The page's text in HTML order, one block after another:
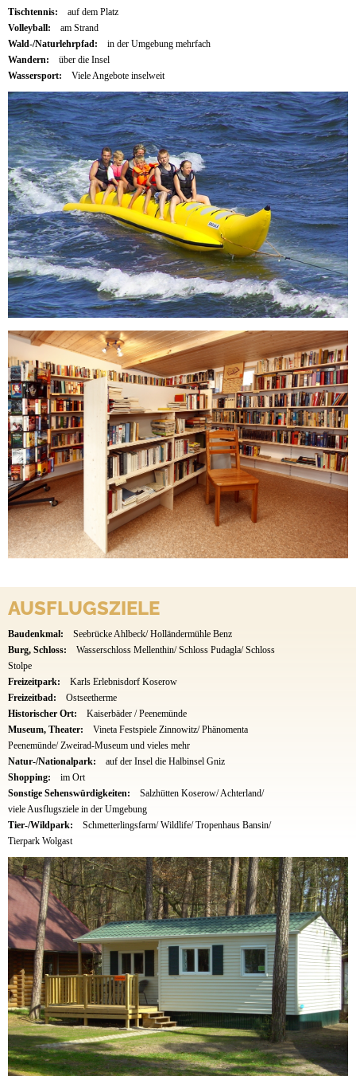
Tischtennis:
auf dem Platz
Volleyball:
am Strand
Wald-/Naturlehrpfad:
in der Umgebung mehrfach
Wandern:
über die Insel
Wassersport:
Viele Angebote inselweit
AUSFLUGSZIELE
Baudenkmal:
Seebrücke Ahlbeck/ Holländermühle Benz
Burg, Schloss:
Wasserschloss Mellenthin/ Schloss Pudagla/ Schloss
Stolpe
Freizeitpark:
Karls Erlebnisdorf Koserow
Freizeitbad:
Ostseetherme
Historischer Ort:
Kaiserbäder / Peenemünde
Museum, Theater:
Vineta Festspiele Zinnowitz/ Phänomenta
Peenemünde/ Zweirad-Museum und vieles mehr
Natur-/Nationalpark:
auf der Insel die Halbinsel Gniz
Shopping:
im Ort
Sonstige Sehenswürdigkeiten:
Salzhütten Koserow/ Achterland/
viele Ausflugsziele in der Umgebung
Tier-/Wildpark:
Schmetterlingsfarm/ Wildlife/ Tropenhaus Bansin/
Tierpark Wolgast